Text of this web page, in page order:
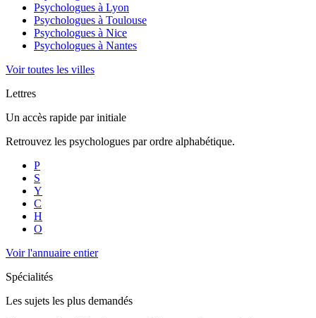
Psychologues à Lyon
Psychologues à Toulouse
Psychologues à Nice
Psychologues à Nantes
Voir toutes les villes
Lettres
Un accès rapide par initiale
Retrouvez les psychologues par ordre alphabétique.
P
S
Y
C
H
O
Voir l'annuaire entier
Spécialités
Les sujets les plus demandés